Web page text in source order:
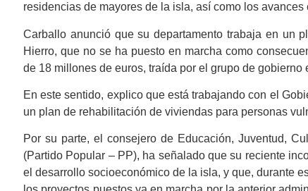
residencias de mayores de la isla, así como los
Carballo anunció que su departamento trabaja en un
Hierro, que no se ha puesto en marcha como
de 18 millones de euros, traída por el grupo de gobierno
En este sentido, explico que está trabajando con el
un plan de rehabilitación de viviendas para personas
Por su parte, el consejero de Educación, Juventud,
(Partido Popular – PP), ha señalado que su reciente
el desarrollo socioeconómico de la isla, y que, durante